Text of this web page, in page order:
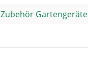
Zubehör Gartengeräte